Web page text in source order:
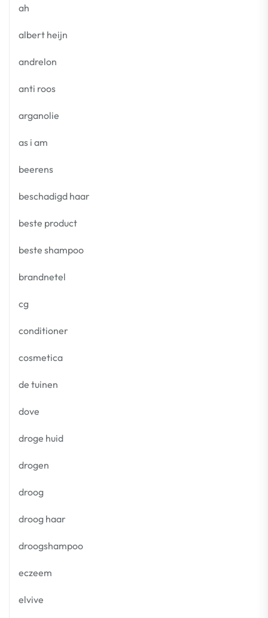
ah
albert heijn
andrelon
anti roos
arganolie
as i am
beerens
beschadigd haar
beste product
beste shampoo
brandnetel
cg
conditioner
cosmetica
de tuinen
dove
droge huid
drogen
droog
droog haar
droogshampoo
eczeem
elvive